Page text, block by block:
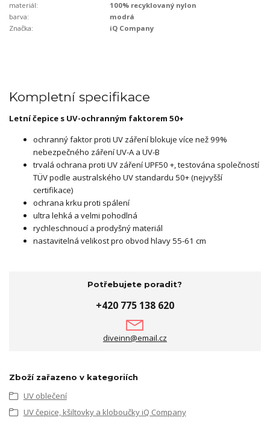
materiál:
100% recyklovaný nylon
barva:
modrá
Značka:
iQ Company
Kompletní specifikace
Letní čepice s UV-ochranným faktorem 50+
ochranný faktor proti UV záření blokuje více než 99%
nebezpečného záření UV-A a UV-B
trvalá ochrana proti UV záření UPF50 +, testována společností
TÜV podle australského UV standardu 50+ (nejvyšší
certifikace)
ochrana krku proti spálení
ultra lehká a velmi pohodlná
rychleschnoucí a prodyšný materiál
nastavitelná velikost pro obvod hlavy 55-61 cm
Potřebujete poradit?
+420 775 138 620
diveinn@email.cz
Zboží zařazeno v kategoriích
UV oblečení
UV čepice, kšiltovky a kloboučky iQ Company